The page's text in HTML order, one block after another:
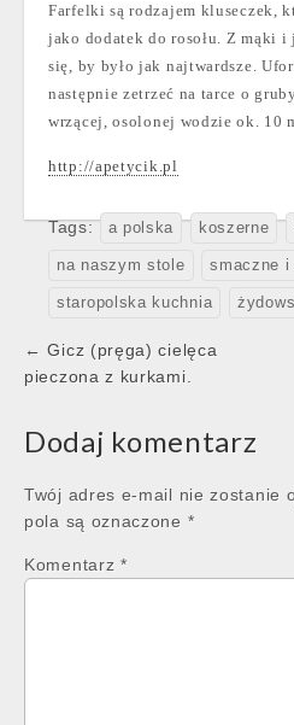
Farfelki są rodzajem kluseczek,
jako dodatek do rosołu. Z mąki
się, by było jak najtwardsze.
następnie zetrzeć na tarce o
wrzącej, osolonej wodzie ok. 10
http://apetycik.pl
Tags: a polska koszerne
na naszym stole smaczne i
staropolska kuchnia
Post
navigation
← Gicz (pręga) cielęca
pieczona z kurkami.
Dodaj komentarz
Twój adres e-mail nie zostanie
pola są oznaczone *
Komentarz *